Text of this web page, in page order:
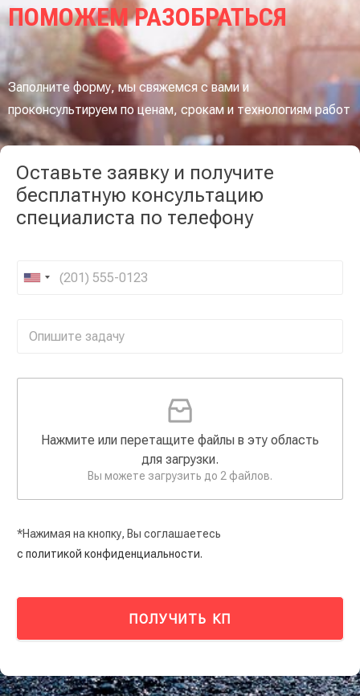
ПОМОЖЕМ РАЗОБРАТЬСЯ
Заполните форму, мы свяжемся с вами и
проконсультируем по ценам, срокам и технологиям работ
Оставьте заявку и получите
бесплатную консультацию
специалиста по телефону
Нажмите или перетащите файлы в эту область
для загрузки.
Вы можете загрузить до 2 файлов.
*Нажимая на кнопку, Вы соглашаетесь
с политикой конфиденциальности.
ПОЛУЧИТЬ КП